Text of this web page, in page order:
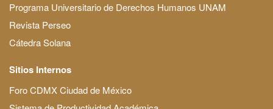
Programa Universitario de Derechos Humanos UNAM
Revista Perseo
Cátedra Solana
Sitios Internos
Foro CDMX Ciudad de México